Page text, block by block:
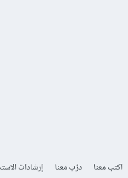
اكتب معنا درّب معنا إرشادات